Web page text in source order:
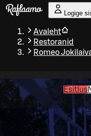
Liigu peamise sisu juurde
Logige
Avaleht
Restoranid
Romeo
Esitlus